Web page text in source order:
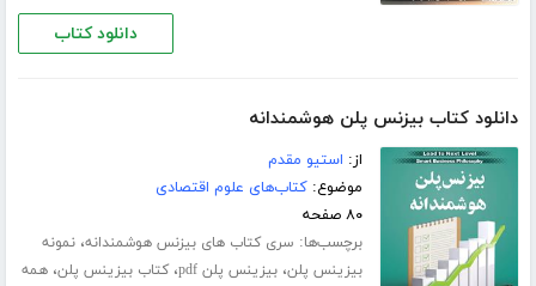
دانلود کتاب
دانلود کتاب بیزنس پلن هوشمندانه
از: استیو مقدم
موضوع:کتاب‌های علوم اقتصادی
۸۰ صفحه
برچسب‌ها: سری کتاب های بیزنس هوشمندانه،نمونه
بیزینس پلن،بیزینس پلن pdf ،کتاب بیزینس پلن،همه